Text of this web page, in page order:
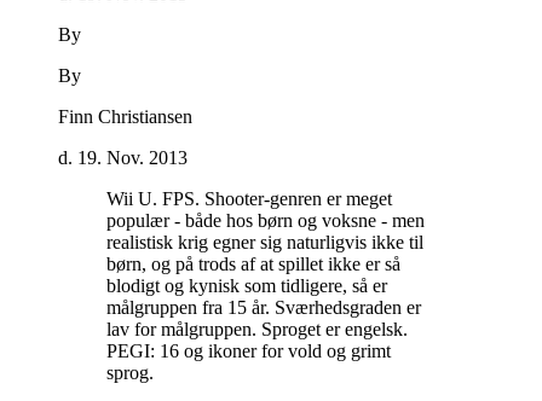
By
By
Finn Christiansen
d. 19. Nov. 2013
Wii U. FPS. Shooter-genren er meget
populær - både hos børn og voksne - men
realistisk krig egner sig naturligvis ikke til
børn, og på trods af at spillet ikke er så
blodigt og kynisk som tidligere, så er
målgruppen fra 15 år. Sværhedsgraden er
lav for målgruppen. Sproget er engelsk.
PEGI: 16 og ikoner for vold og grimt
sprog.